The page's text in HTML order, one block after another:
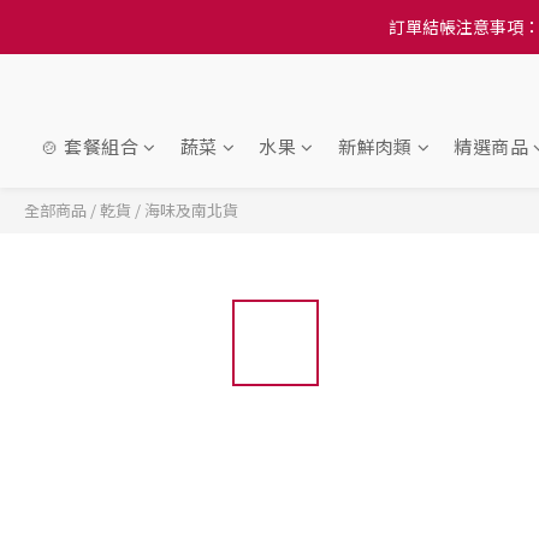
訂單結帳注意事項
訂單結帳注意事項
訂單結帳注意事項
🍲 套餐組合 蔬菜 水果 新鮮肉類 精選商品
全部商品 /乾貨 / 海味及南北貨